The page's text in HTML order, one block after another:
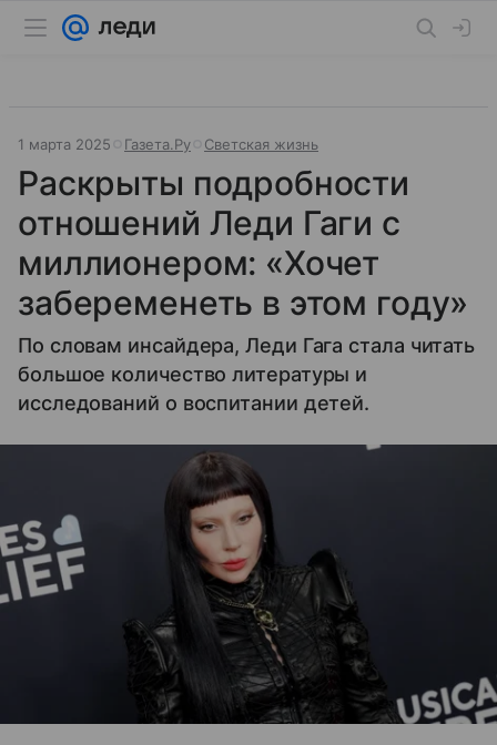
1 марта 2025 Газета.Ру Светская жизнь
Раскрыты подробности
отношений Леди Гаги с
миллионером: «Хочет
забеременеть в этом году»
По словам инсайдера, Леди Гага стала читать
большое количество литературы и
исследований о воспитании детей.